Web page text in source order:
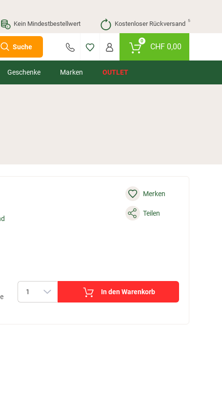
Kein Mindestbestellwert Kostenloser Rückversand ⁵
Suche
0
CHF0,00
Geschenke Marken OUTLET
Merken
Teilen
In den Warenkorb